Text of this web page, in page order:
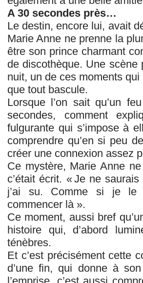
A 30 secondes près…
Le destin, encore lui, avait
Marie Anne ne prenne la
être son prince charmant
de discothèque. Une
nuit, un de ces moments
que tout bascule.
Lorsque l’on sait qu’un
secondes, comment
fulgurante qui s’impose à
comprendre qu’en si peu
créer une connexion assez
Ce mystère, Marie Anne
c’était écrit. « Je ne
j’ai su. Comme si je le
commencer là ».
Ce moment, aussi bref
histoire qui, d’abord
ténèbres.
Et c’est précisément cette
d’une fin, qui donne à